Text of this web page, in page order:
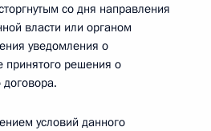
со дня направления
власти или органом
уведомления о
принятого решения о
условий данного